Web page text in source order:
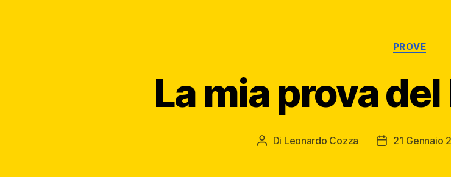
Categorie
PROVE
La mia prova
Autore
Di Leonardo Cozza
Data21 Gennaio